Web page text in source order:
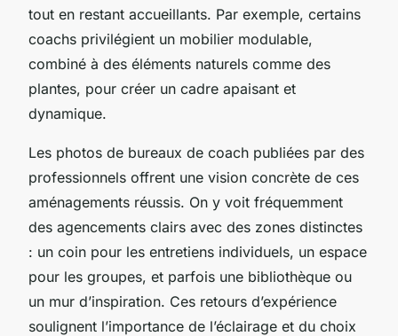
tout en restant accueillants. Par exemple, certains
coachs privilégient un mobilier modulable,
combiné à des éléments naturels comme des
plantes, pour créer un cadre apaisant et
dynamique.
Les photos de bureaux de coach publiées par des
professionnels offrent une vision concrète de ces
aménagements réussis. On y voit fréquemment
des agencements clairs avec des zones distinctes
: un coin pour les entretiens individuels, un espace
pour les groupes, et parfois une bibliothèque ou
un mur d’inspiration. Ces retours d’expérience
soulignent l’importance de l’éclairage et du choix